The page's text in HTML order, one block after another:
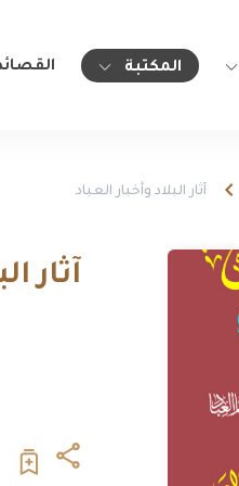
المكتبة
آثار البلاد وأخبار العباد
آثار